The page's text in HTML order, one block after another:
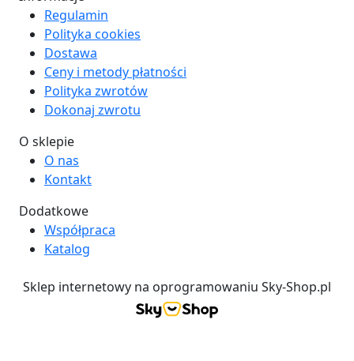
Regulamin
Polityka cookies
Dostawa
Ceny i metody płatności
Polityka zwrotów
Dokonaj zwrotu
O sklepie
O nas
Kontakt
Dodatkowe
Współpraca
Katalog
Sklep internetowy na oprogramowaniu Sky-Shop.pl